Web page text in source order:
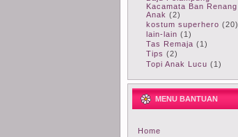
Kacamata Ban Renang
Anak (2)
kostum superhero (20)
lain-lain (1)
Tas Remaja (1)
Tips (2)
Topi Anak Lucu (1)
MENU BANTUAN
Home